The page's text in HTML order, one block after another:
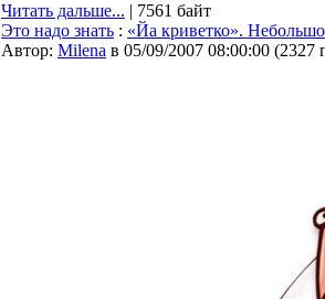
Читать дальше... | 7561 байт
Это надо знать : «Йа криветко».
Автор: Milena в 05/09/2007 08:00:00 (2327